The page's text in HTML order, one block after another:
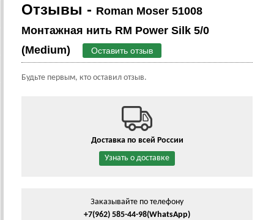
Отзывы - Roman Moser 51008
Монтажная нить RM Power Silk 5/0
(Medium)
Оставить отзыв
Будьте первым, кто оставил отзыв.
Доставка по всей России
Узнать о доставке
Заказывайте по телефону
+7(962) 585-44-98(WhatsApp)